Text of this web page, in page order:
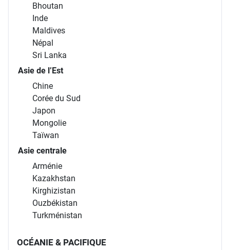
Bhoutan
Inde
Maldives
Népal
Sri Lanka
Asie de l’Est
Chine
Corée du Sud
Japon
Mongolie
Taïwan
Asie centrale
Arménie
Kazakhstan
Kirghizistan
Ouzbékistan
Turkménistan
OCÉANIE & PACIFIQUE